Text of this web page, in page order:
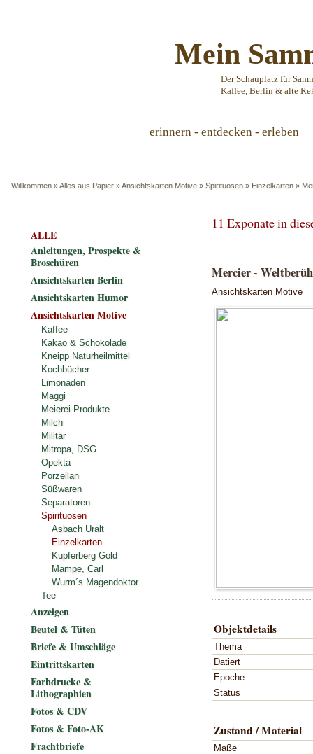
Mein
Der Schauplatz für
Kaffee, Berlin & alte
erinnern - entdecken - erleben
Willkommen »Alles aus Papier »Ansichtskarten Motive » Spirituosen » Einzelkarten »
11 Exponate in
Mercier -
Ansichtskarten Motive
Objektdetails
Thema
Datiert
Epoche
Status
Zustand / Material
Maße
ALLE
Anleitungen, Prospekte &
Broschüren
Ansichtskarten Berlin
Ansichtskarten Humor
Ansichtskarten Motive
Kaffee
Kakao & Schokolade
Kneipp Naturheilmittel
Kochbücher
Limonaden
Maggi
Meierei Produkte
Milch
Militär
Mitropa, DSG
Opekta
Porzellan
Süßwaren
Separatoren
Spirituosen
Asbach Uralt
Einzelkarten
Kupferberg Gold
Mampe, Carl
Wurm´s Magendoktor
Tee
Anzeigen
Beutel & Tüten
Briefe & Umschläge
Eintrittskarten
Farbdrucke &
Lithographien
Fotos & CDV
Fotos & Foto-AK
Frachtbriefe